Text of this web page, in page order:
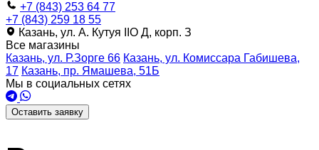
+7 (843) 253 64 77
+7 (843) 259 18 55
Казань, ул. А. Кутуя IIO Д, корп. З
Все магазины
Казань, ул. Р.Зорге 66 Казань, ул. Комиссара Габишева,
17 Казань, пр. Ямашева, 51Б
Мы в социальных сетях
Оставить заявку